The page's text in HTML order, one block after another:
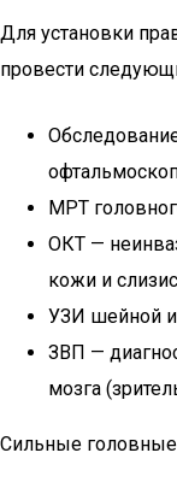
Для установки
провести
МРТ
ОКТ —
кожи и
УЗИ шейной и
ЗВП —
мозга
Сильные головные